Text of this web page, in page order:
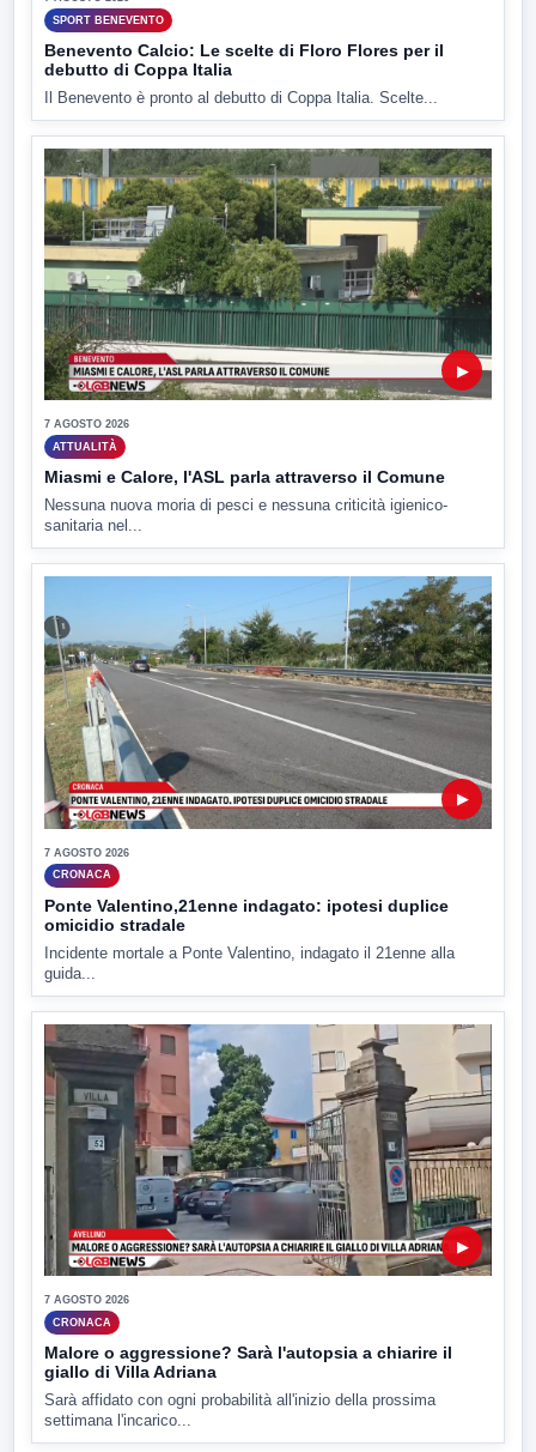
SPORT BENEVENTO
Benevento Calcio: Le scelte di Floro Flores per il
debutto di Coppa Italia
Il Benevento è pronto al debutto di Coppa Italia. Scelte...
▶
7 AGOSTO 2026
ATTUALITÀ
Miasmi e Calore, l'ASL parla attraverso il Comune
Nessuna nuova moria di pesci e nessuna criticità igienico-
sanitaria nel...
▶
7 AGOSTO 2026
CRONACA
Ponte Valentino,21enne indagato: ipotesi duplice
omicidio stradale
Incidente mortale a Ponte Valentino, indagato il 21enne alla
guida...
▶
7 AGOSTO 2026
CRONACA
Malore o aggressione? Sarà l'autopsia a chiarire il
giallo di Villa Adriana
Sarà affidato con ogni probabilità all'inizio della prossima
settimana l'incarico...